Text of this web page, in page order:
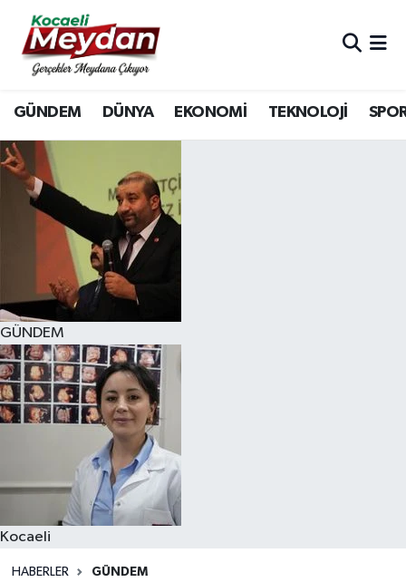
GÜNDEM DÜNYA EKONOMİ TEKNOLOJİ
GÜNDEM
Kocaeli
HABERLER GÜNDEM
Nöbetçi Eczaneler
Hava Durumu
Trafik Durumu
Süper Lig Puan Durumu ve Fikstür
Tüm Manşetler
Son Dakika Haberleri
Haber Arşivi